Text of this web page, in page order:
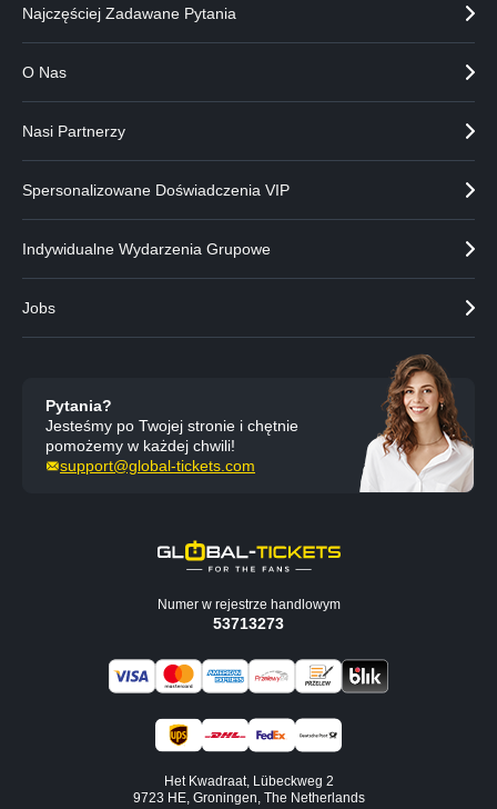
p
t
n
a
e
r
a
Najczęściej Zadawane Pytania
O Nas
Nasi Partnerzy
Spersonalizowane Doświadczenia VIP
Indywidualne Wydarzenia Grupowe
Jobs
Pytania?
Jesteśmy po Twojej stronie i chętnie
pomożemy w każdej chwili!
support@global-tickets.com
Numer w rejestrze handlowym
53713273
Het Kwadraat, Lübeckweg 2
9723 HE, Groningen, The Netherlands